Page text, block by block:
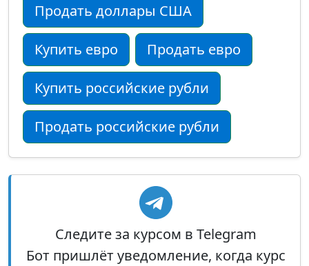
Продать доллары США
Купить евро Продать евро
Купить российские рубли
Продать российские рубли
Следите за курсом в Telegram
Бот пришлёт уведомление, когда курс